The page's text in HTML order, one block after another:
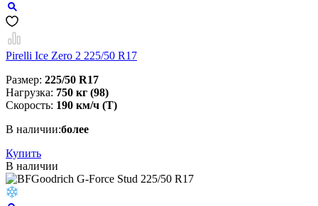
Pirelli Ice Zero 2 225/50 R17
Размер: 225/50 R17
Нагрузка: 750 кг (98)
Скорость: 190 км/ч (T)
В наличии:более
Купить
В наличии